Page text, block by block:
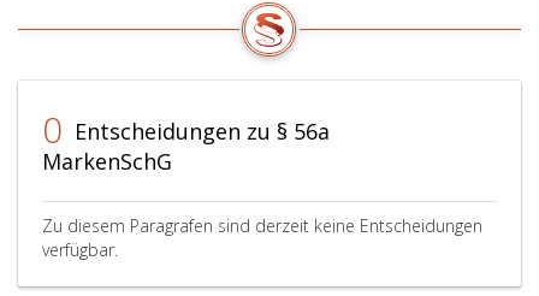
0 Entscheidungen zu § 56a
MarkenSchG
Zu diesem Paragrafen sind derzeit keine Entscheidungen
verfügbar.